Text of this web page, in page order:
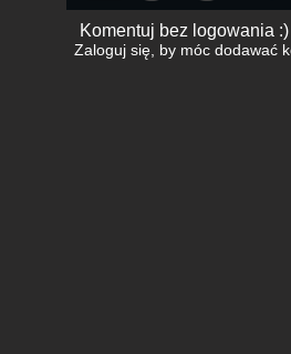
Komentuj bez logowania :)
Zaloguj się, by móc dodawać